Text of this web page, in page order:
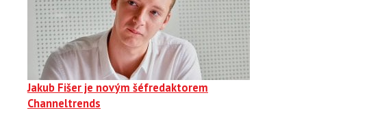
Jakub Fišer je novým šéfredaktorem
Channeltrends